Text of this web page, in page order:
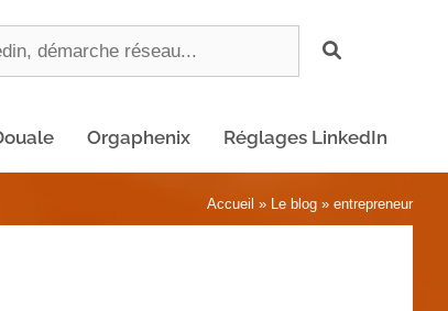
Orgaphenix Réglages LinkedIn
Accueil » Le blog » entrepreneur